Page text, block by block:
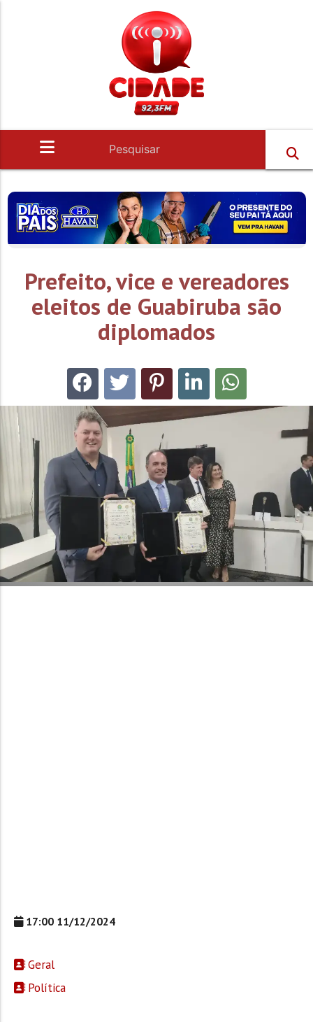
Prefeito, vice e vereadores
eleitos de Guabiruba são
diplomados
17:00 11/12/2024
Geral
Política